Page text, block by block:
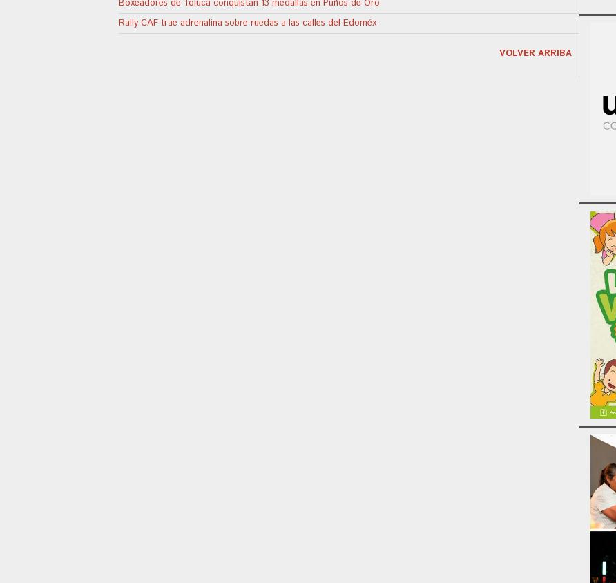
Boxeadores de Toluca conquistan 13 medallas en Puños de Oro
Rally CAF trae adrenalina sobre ruedas a las calles del Edoméx
VOLVER ARRIBA